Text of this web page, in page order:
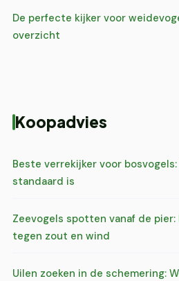
De perfecte kijker voor
overzicht
Koopadvies
Beste verrekijker voor
standaard is
Zeevogels spotten vanaf de
tegen zout en wind
Uilen zoeken in de schemering: